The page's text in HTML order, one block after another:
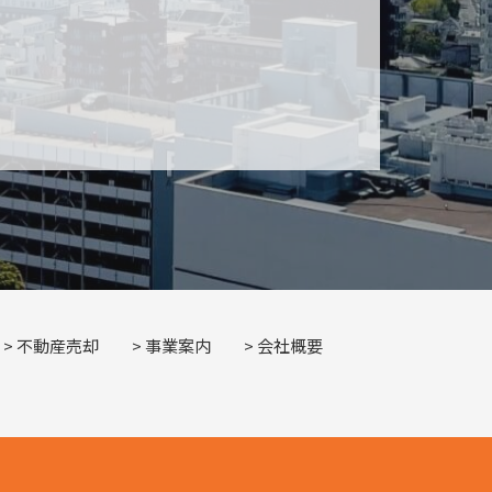
不動産売却 事業案内 会社概要